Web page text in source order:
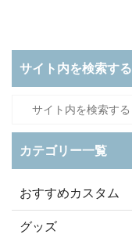
サイト内を検索する
カテゴリー一覧
おすすめカスタム
グッズ